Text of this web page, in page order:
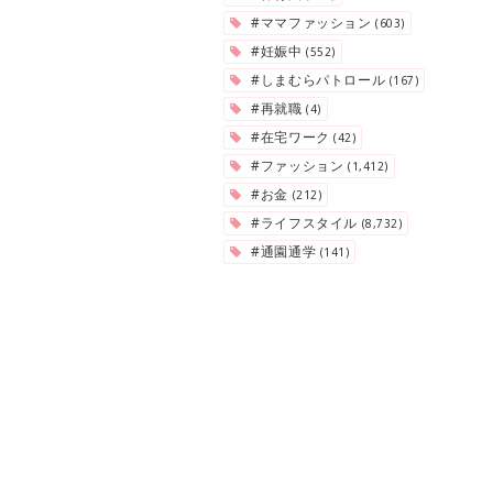
#ママファッション(603)
#妊娠中(552)
#しまむらパトロール (167)
#再就職(4)
#在宅ワーク(42)
#ファッション(1,412)
#お金 (212)
#ライフスタイル (8,732)
#通園通学 (141)